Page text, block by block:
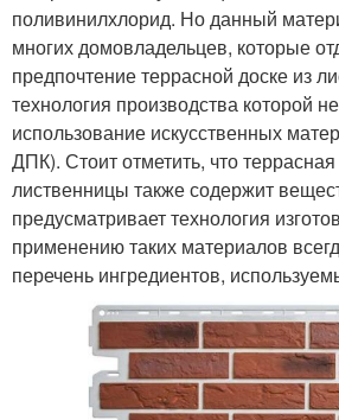
поливинилхлорид. Но данный
многих домовладельцев, которые
предпочтение террасной доске из
технология производства которой
использование искусственных
ДПК). Стоит отметить, что террасная
лиственницы также содержит
предусматривает технология
применению таких материалов
перечень ингредиентов,